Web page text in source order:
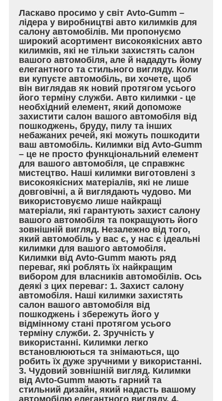
Ласкаво просимо у світ Avto-Gumm –
лідера у виробництві авто килимків для
салону автомобілів. Ми пропонуємо
широкий асортимент високоякісних авто
килимків, які не тільки захистять салон
вашого автомобіля, але й нададуть йому
елегантного та стильного вигляду. Коли
ви купуєте автомобіль, ви хочете, щоб
він виглядав як новий протягом усього
його терміну служби. Авто килимки - це
необхідний елемент, який допоможе
захистити салон вашого автомобіля від
пошкоджень, бруду, пилу та інших
небажаних речей, які можуть пошкодити
ваш автомобіль. Килимки від Avto-Gumm
– це не просто функціональний елемент
для вашого автомобіля, це справжнє
мистецтво. Наші килимки виготовлені з
високоякісних матеріалів, які не лише
довговічні, а й виглядають чудово. Ми
використовуємо лише найкращі
матеріали, які гарантують захист салону
вашого автомобіля та покращують його
зовнішній вигляд. Незалежно від того,
який автомобіль у вас є, у нас є ідеальні
килимки для вашого автомобіля.
Килимки від Avto-Gumm мають ряд
переваг, які роблять їх найкращим
вибором для власників автомобілів. Ось
деякі з цих переваг: 1. Захист салону
автомобіля. Наші килимки захистять
салон вашого автомобіля від
пошкоджень і збережуть його у
відмінному стані протягом усього
терміну служби. 2. Зручність у
використанні. Килимки легко
встановлюються та знімаються, що
робить їх дуже зручними у використанні.
3. Чудовий зовнішній вигляд. Килимки
від Avto-Gumm мають гарний та
стильний дизайн, який надасть вашому
автомобілю елегантного вигляду. 4.